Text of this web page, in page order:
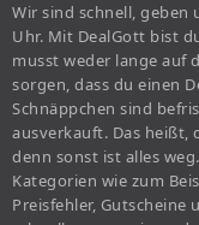
Wir sind schnell, geben
Uhr. Mit DealGott bist
musst weder lange auf
sorgen, dass du einen
Schnäppchen sind
ausverkauft. Das heißt,
denn sonst ist alles
Kategorien wie zum
Preisfehler, Gutscheine